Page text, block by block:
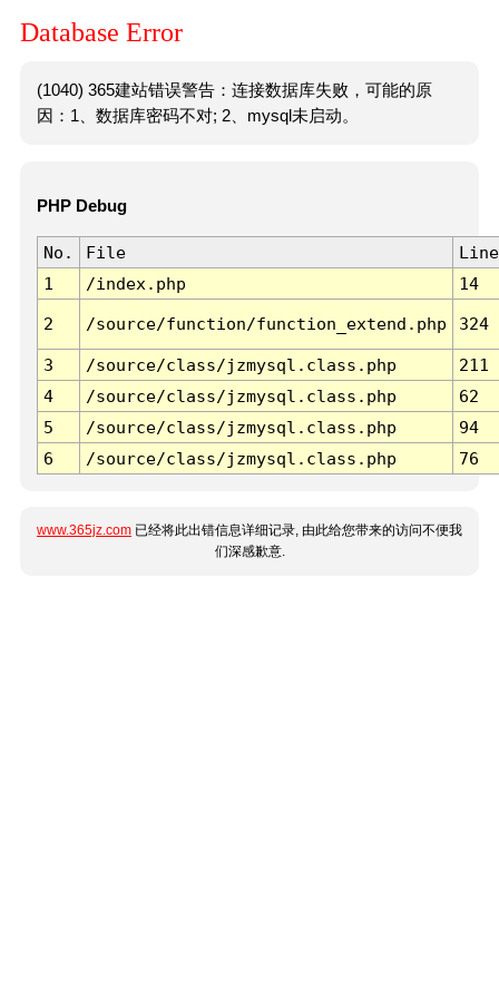
Database Error
(1040) 365建站错误警告：连接数据库失败，可能的原
因：1、数据库密码不对; 2、mysql未启动。
PHP Debug
No. File
Line
1
/index.php 14
2 /source/function/function_extend.php 324
3 /source/class/jzmysql.class.php
211
4
/source/class/jzmysql.class.php
62
5
/source/class/jzmysql.class.php
94
6
/source/class/jzmysql.class.php 76
www.365jz.com 已经将此出错信息详细记录, 由此给您带来的访问不便我
们深感歉意.